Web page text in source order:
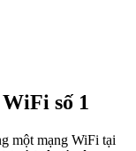
số 1
một mạng WiFi tại